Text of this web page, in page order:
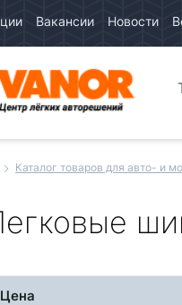
Вакансии Новости
Каталог товаров для авто- и
Цена